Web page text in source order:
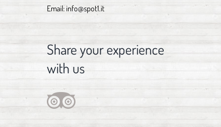
Email: info@spot1.it
Share your experience
with us